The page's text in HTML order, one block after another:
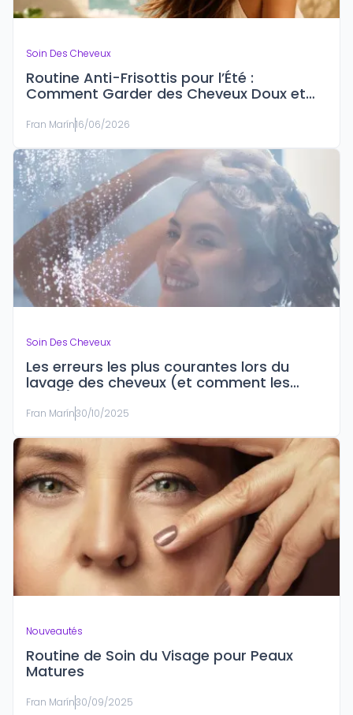
Soin Des Cheveux
Routine Anti-Frisottis pour l’Été :
Comment Garder des Cheveux Doux et
Fran Marín16/06/2026
Soin Des Cheveux
Les erreurs les plus courantes lors du
lavage des cheveux (et comment les
Fran Marín30/10/2025
Nouveautés
Routine de Soin du Visage pour Peaux
Matures
Fran Marín30/09/2025